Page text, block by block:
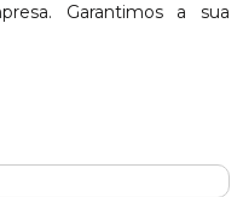
Garantimos a sua